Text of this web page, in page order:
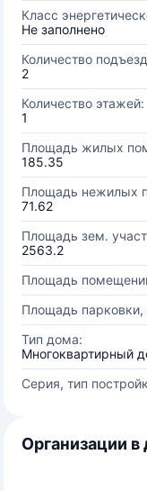
Класс
Не заполнено
Количество
2
Количество этажей:
1
Площадь жилых
185.35
Площадь нежилых
71.62
Площадь зем.
2563.2
Площадь
Площадь парковки,
Тип дома:
Многоквартирный
Серия, тип
Организации в